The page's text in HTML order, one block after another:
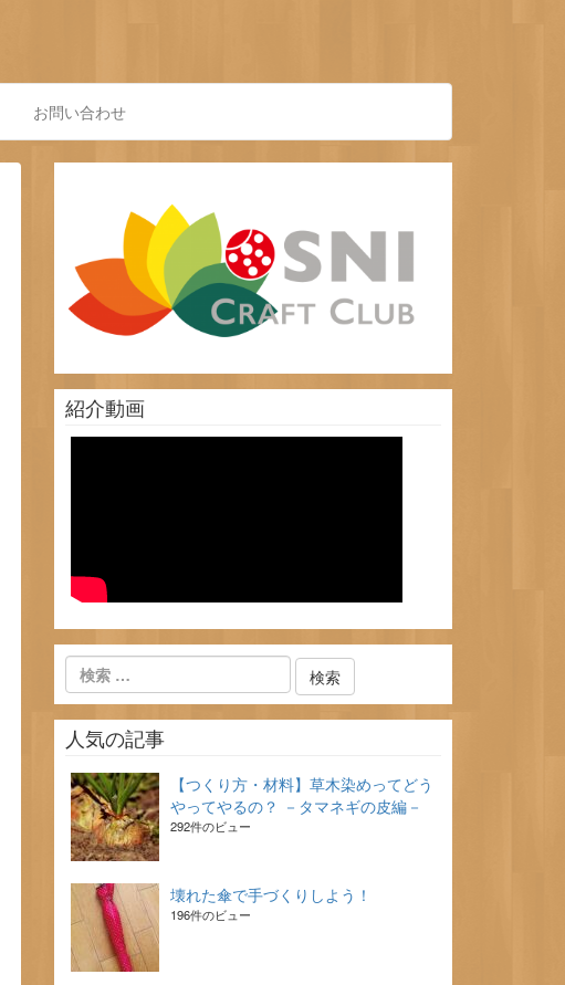
お問い合わせ
紹介動画
人気の記事
【つくり方・材料】草木染めってどう
やってやるの？ －タマネギの皮編－
292件のビュー
壊れた傘で手づくりしよう！
196件のビュー